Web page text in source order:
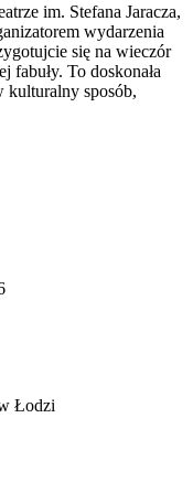
im. Stefana Jaracza,
wydarzenia
się na wieczór
fabuły. To doskonała
kulturalny sposób,
Łodzi